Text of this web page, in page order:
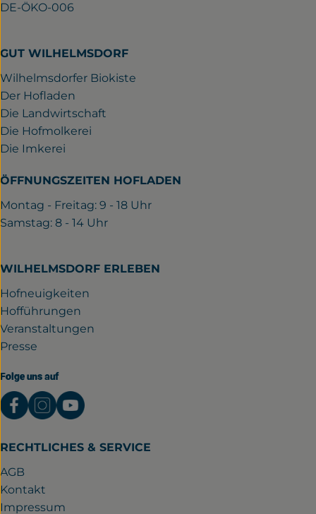
DE-ÖKO-006
GUT WILHELMSDORF
Wilhelmsdorfer Biokiste
Der Hofladen
Die Landwirtschaft
Die Hofmolkerei
Die Imkerei
ÖFFNUNGSZEITEN HOFLADEN
Montag - Freitag: 9 - 18 Uhr
Samstag: 8 - 14 Uhr
WILHELMSDORF ERLEBEN
Hofneuigkeiten
Hofführungen
Veranstaltungen
Presse
Folge uns auf
Externer Link zu https://www.facebook.com/
Externer Link zu https://
Externer Link zu https://
RECHTLICHES & SERVICE
AGB
Kontakt
Impressum